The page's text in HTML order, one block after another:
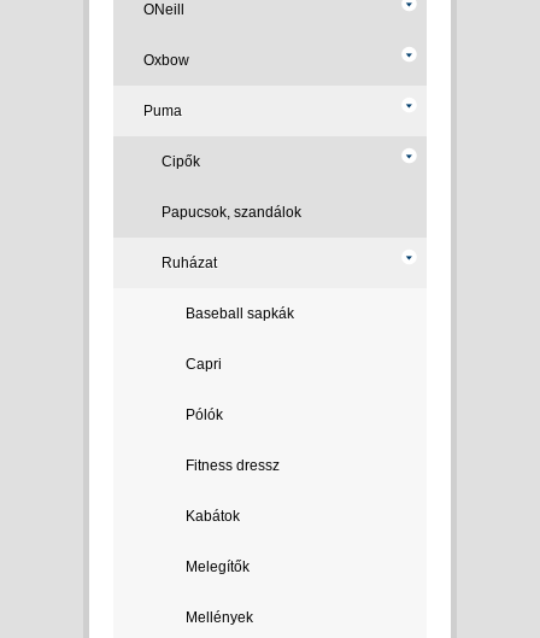
ONeill
Oxbow
Puma
Cipők
Papucsok, szandálok
Ruházat
Baseball sapkák
Capri
Pólók
Fitness dressz
Kabátok
Melegítők
Mellények